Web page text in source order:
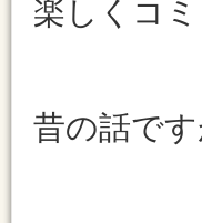
楽しくコ
昔の話で